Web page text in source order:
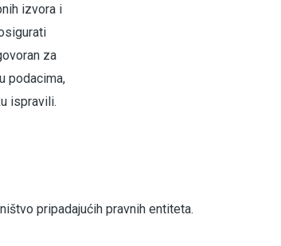
izvora i
za
podacima,
ispravili.
pripadajućih pravnih entiteta.